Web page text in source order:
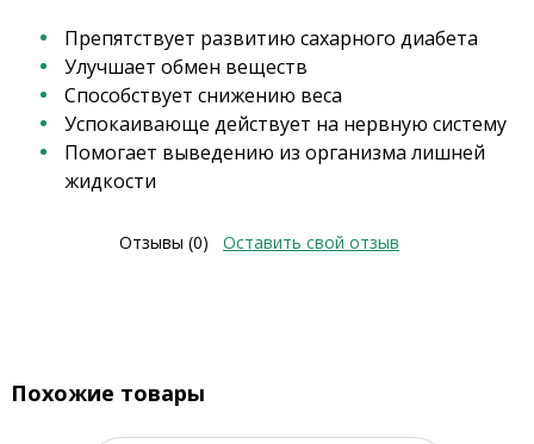
Препятствует развитию сахарного диабета
Улучшает обмен веществ
Способствует снижению веса
Успокаивающе действует на нервную систему
Помогает выведению из организма лишней
жидкости
Отзывы (0) Оставить свой отзыв
Похожие товары